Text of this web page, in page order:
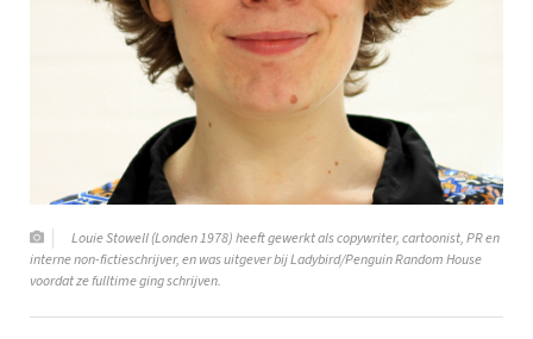
Louie Stowell (Londen 1978) heeft gewerkt als copywriter, cartoonist, PR en
interne non-fictieschrijver, en was uitgever bij Ladybird/Penguin Random House
voordat ze fulltime ging schrijven.